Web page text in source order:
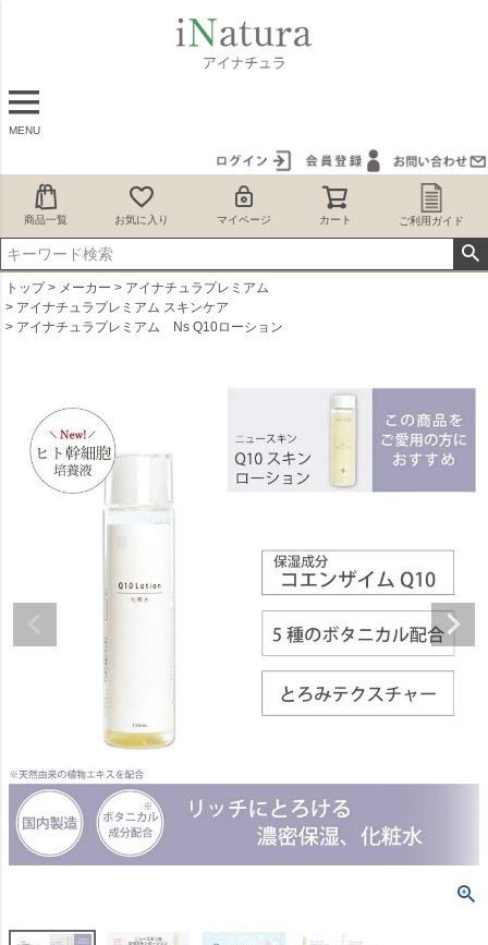
MENU
商品一覧 お気に入り マイページ カート ご利用ガイド
トップ メーカー
アイナチュラプレミアム
アイナチュラプレミアム スキンケア
アイナチュラプレミアム Ns Q10ローション